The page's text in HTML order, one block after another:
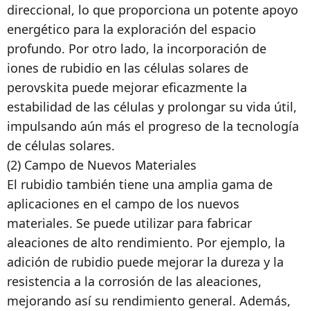
direccional, lo que proporciona un potente apoyo
energético para la exploración del espacio
profundo. Por otro lado, la incorporación de
iones de rubidio en las células solares de
perovskita puede mejorar eficazmente la
estabilidad de las células y prolongar su vida útil,
impulsando aún más el progreso de la tecnología
de células solares.
(2) Campo de Nuevos Materiales
El rubidio también tiene una amplia gama de
aplicaciones en el campo de los nuevos
materiales. Se puede utilizar para fabricar
aleaciones de alto rendimiento. Por ejemplo, la
adición de rubidio puede mejorar la dureza y la
resistencia a la corrosión de las aleaciones,
mejorando así su rendimiento general. Además,